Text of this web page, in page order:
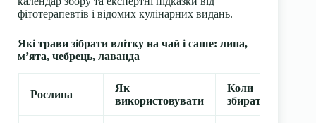
фітотерапевтів і відомих кулінарних видань.
Які трави зібрати влітку на чай і саше: липа,
м’ята, чебрець, лаванда
Рослина
Як
використовувати
Коли
збирати